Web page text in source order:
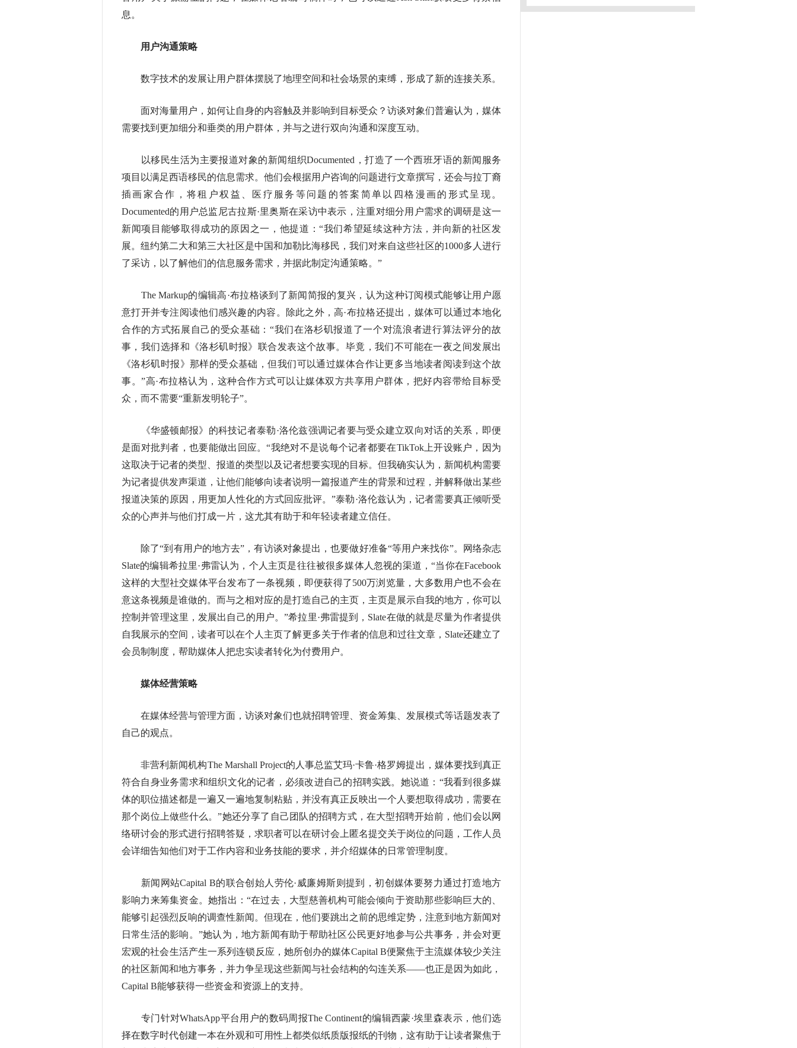
息。
用户沟通策略
数字技术的发展让用户群体摆脱了地理空间和社会场景的束缚，形成了新的连接关系。
面对海量用户，如何让自身的内容触及并影响到目标受众？访谈对象们普遍认为，媒体
需要找到更加细分和垂类的用户群体，并与之进行双向沟通和深度互动。
以移民生活为主要报道对象的新闻组织Documented，打造了一个西班牙语的新闻服务
项目以满足西语移民的信息需求。他们会根据用户咨询的问题进行文章撰写，还会与拉丁裔
插画家合作，将租户权益、医疗服务等问题的答案简单以四格漫画的形式呈现。
Documented的用户总监尼古拉斯·里奥斯在采访中表示，注重对细分用户需求的调研是这一
新闻项目能够取得成功的原因之一，他提道：“我们希望延续这种方法，并向新的社区发
展。纽约第二大和第三大社区是中国和加勒比海移民，我们对来自这些社区的1000多人进行
了采访，以了解他们的信息服务需求，并据此制定沟通策略。”
The Markup的编辑高·布拉格谈到了新闻简报的复兴，认为这种订阅模式能够让用户愿
意打开并专注阅读他们感兴趣的内容。除此之外，高·布拉格还提出，媒体可以通过本地化
合作的方式拓展自己的受众基础：“我们在洛杉矶报道了一个对流浪者进行算法评分的故
事，我们选择和《洛杉矶时报》联合发表这个故事。毕竟，我们不可能在一夜之间发展出
《洛杉矶时报》那样的受众基础，但我们可以通过媒体合作让更多当地读者阅读到这个故
事。”高·布拉格认为，这种合作方式可以让媒体双方共享用户群体，把好内容带给目标受
众，而不需要“重新发明轮子”。
《华盛顿邮报》的科技记者泰勒·洛伦兹强调记者要与受众建立双向对话的关系，即便
是面对批判者，也要能做出回应。“我绝对不是说每个记者都要在TikTok上开设账户，因为
这取决于记者的类型、报道的类型以及记者想要实现的目标。但我确实认为，新闻机构需要
为记者提供发声渠道，让他们能够向读者说明一篇报道产生的背景和过程，并解释做出某些
报道决策的原因，用更加人性化的方式回应批评。”泰勒·洛伦兹认为，记者需要真正倾听受
众的心声并与他们打成一片，这尤其有助于和年轻读者建立信任。
除了“到有用户的地方去”，有访谈对象提出，也要做好准备“等用户来找你”。网络杂志
Slate的编辑希拉里·弗雷认为，个人主页是往往被很多媒体人忽视的渠道，“当你在Facebook
这样的大型社交媒体平台发布了一条视频，即便获得了500万浏览量，大多数用户也不会在
意这条视频是谁做的。而与之相对应的是打造自己的主页，主页是展示自我的地方，你可以
控制并管理这里，发展出自己的用户。”希拉里·弗雷提到，Slate在做的就是尽量为作者提供
自我展示的空间，读者可以在个人主页了解更多关于作者的信息和过往文章，Slate还建立了
会员制制度，帮助媒体人把忠实读者转化为付费用户。
媒体经营策略
在媒体经营与管理方面，访谈对象们也就招聘管理、资金筹集、发展模式等话题发表了
自己的观点。
非营利新闻机构The Marshall Project的人事总监艾玛·卡鲁·格罗姆提出，媒体要找到真正
符合自身业务需求和组织文化的记者，必须改进自己的招聘实践。她说道：“我看到很多媒
体的职位描述都是一遍又一遍地复制粘贴，并没有真正反映出一个人要想取得成功，需要在
那个岗位上做些什么。”她还分享了自己团队的招聘方式，在大型招聘开始前，他们会以网
络研讨会的形式进行招聘答疑，求职者可以在研讨会上匿名提交关于岗位的问题，工作人员
会详细告知他们对于工作内容和业务技能的要求，并介绍媒体的日常管理制度。
新闻网站Capital B的联合创始人劳伦·威廉姆斯则提到，初创媒体要努力通过打造地方
影响力来筹集资金。她指出：“在过去，大型慈善机构可能会倾向于资助那些影响巨大的、
能够引起强烈反响的调查性新闻。但现在，他们要跳出之前的思维定势，注意到地方新闻对
日常生活的影响。”她认为，地方新闻有助于帮助社区公民更好地参与公共事务，并会对更
宏观的社会生活产生一系列连锁反应，她所创办的媒体Capital B便聚焦于主流媒体较少关注
的社区新闻和地方事务，并力争呈现这些新闻与社会结构的勾连关系——也正是因为如此，
Capital B能够获得一些资金和资源上的支持。
专门针对WhatsApp平台用户的数码周报The Continent的编辑西蒙·埃里森表示，他们选
择在数字时代创建一本在外观和可用性上都类似纸质版报纸的刊物，这有助于让读者聚焦于